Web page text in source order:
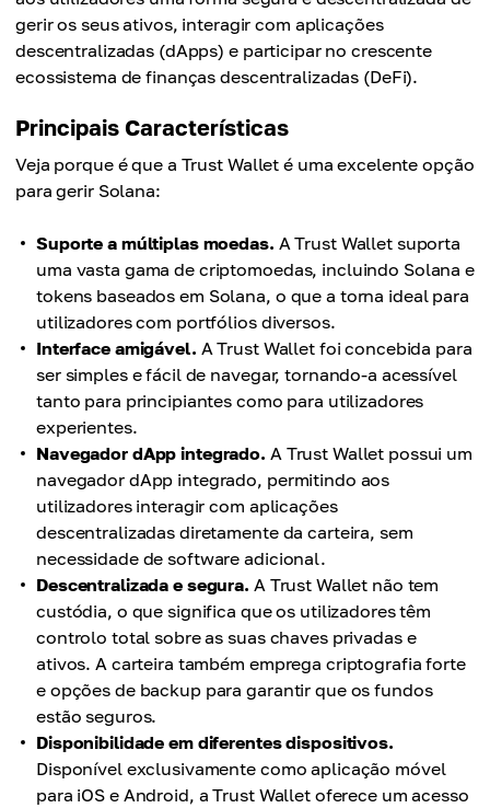
gerir os seus ativos, interagir com aplicações
descentralizadas (dApps) e participar no crescente
ecossistema de finanças descentralizadas (DeFi).
Principais Características
Veja porque é que a Trust Wallet é uma excelente opção
para gerir Solana:
Suporte a múltiplas moedas. A Trust Wallet suporta
uma vasta gama de criptomoedas, incluindo Solana e
tokens baseados em Solana, o que a torna ideal para
utilizadores com portfólios diversos.
Interface amigável. A Trust Wallet foi concebida para
ser simples e fácil de navegar, tornando-a acessível
tanto para principiantes como para utilizadores
experientes.
Navegador dApp integrado. A Trust Wallet possui um
navegador dApp integrado, permitindo aos
utilizadores interagir com aplicações
descentralizadas diretamente da carteira, sem
necessidade de software adicional.
Descentralizada e segura. A Trust Wallet não tem
custódia, o que significa que os utilizadores têm
controlo total sobre as suas chaves privadas e
ativos. A carteira também emprega criptografia forte
e opções de backup para garantir que os fundos
estão seguros.
Disponibilidade em diferentes dispositivos.
Disponível exclusivamente como aplicação móvel
para iOS e Android, a Trust Wallet oferece um acesso